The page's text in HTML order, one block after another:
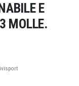
E
MOLLE.